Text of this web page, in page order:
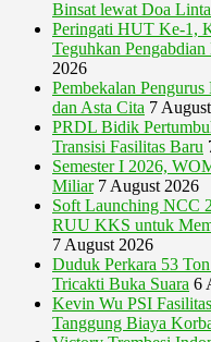
Binsat lewat Doa
Peringati HUT Ke-1,
Teguhkan
2026
Pembekalan
dan Asta Cita 7
PRDL Bidik
Transisi Fasilitas Baru
Semester I 2026,
Miliar 7 August 2026
Soft Launching NCC
RUU KKS untuk
7 August 2026
Duduk Perkara 53
Tricakti Buka Suara 6
Kevin Wu PSI
Tanggung Biaya